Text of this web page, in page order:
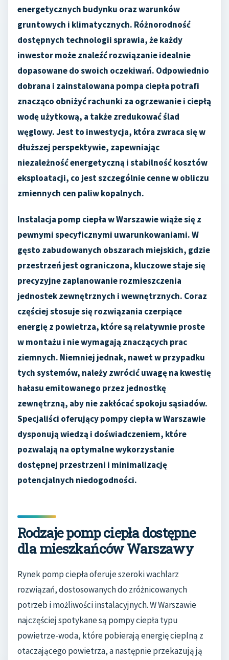
energetycznych budynku oraz warunków
gruntowych i klimatycznych. Różnorodność
dostępnych technologii sprawia, że każdy
inwestor może znaleźć rozwiązanie idealnie
dopasowane do swoich oczekiwań. Odpowiednio
dobrana i zainstalowana pompa ciepła potrafi
znacząco obniżyć rachunki za ogrzewanie i ciepłą
wodę użytkową, a także zredukować ślad
węglowy. Jest to inwestycja, która zwraca się w
dłuższej perspektywie, zapewniając
niezależność energetyczną i stabilność kosztów
eksploatacji, co jest szczególnie cenne w obliczu
zmiennych cen paliw kopalnych.
Instalacja pomp ciepła w Warszawie wiąże się z
pewnymi specyficznymi uwarunkowaniami. W
gęsto zabudowanych obszarach miejskich, gdzie
przestrzeń jest ograniczona, kluczowe staje się
precyzyjne zaplanowanie rozmieszczenia
jednostek zewnętrznych i wewnętrznych. Coraz
częściej stosuje się rozwiązania czerpiące
energię z powietrza, które są relatywnie proste
w montażu i nie wymagają znaczących prac
ziemnych. Niemniej jednak, nawet w przypadku
tych systemów, należy zwrócić uwagę na kwestię
hałasu emitowanego przez jednostkę
zewnętrzną, aby nie zakłócać spokoju sąsiadów.
Specjaliści oferujący pompy ciepła w Warszawie
dysponują wiedzą i doświadczeniem, które
pozwalają na optymalne wykorzystanie
dostępnej przestrzeni i minimalizację
potencjalnych niedogodności.
Rodzaje pomp ciepła dostępne
dla mieszkańców Warszawy
Rynek pomp ciepła oferuje szeroki wachlarz
rozwiązań, dostosowanych do zróżnicowanych
potrzeb i możliwości instalacyjnych. W Warszawie
najczęściej spotykane są pompy ciepła typu
powietrze-woda, które pobierają energię cieplną z
otaczającego powietrza, a następnie przekazują ją